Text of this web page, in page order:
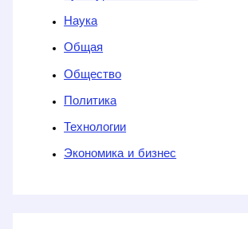
Наука
Общая
Общество
Политика
Технологии
Экономика и бизнес